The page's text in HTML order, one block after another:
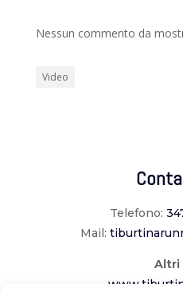
Nessun commento da
Video
Telefono:
Mail:
Altri